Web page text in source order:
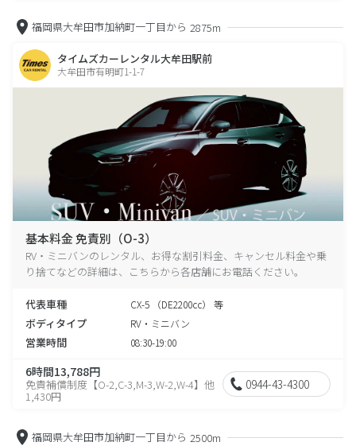
福岡県大牟田市加納町一丁目から 2875m
タイムズカーレンタル大牟田駅前
大牟田市有明町1-1-7
基本料金 免責別（O-3）
RV・ミニバンのレンタル、お得な割引料金、キャンセル料金や乗
り捨てなどの詳細は、こちらから各店舗にお電話ください。
代表車種 CX-5 （DE2200cc） 等
ボディタイプ RV・ミニバン
営業時間 08:30-19:00
6時間13,788円
免責補償制度【O-2,C-3,M-3,W-2,W-4】他
1,430円
0944-43-4300
福岡県大牟田市加納町一丁目から 2500m